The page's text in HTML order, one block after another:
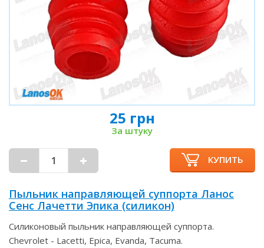
25 грн
За штуку
КУПИТЬ
Пыльник направляющей суппорта Ланос
Сенс Лачетти Эпика (силикон)
Силиконовый пыльник направляющей суппорта.
Chevrolet - Lacetti, Epica, Evanda, Tacuma.